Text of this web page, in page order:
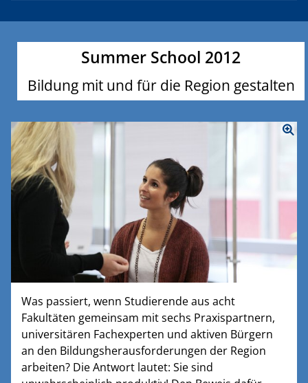
Summer School 2012
Bildung mit und für die Region gestalten
Was passiert, wenn Studierende aus acht
Fakultäten gemeinsam mit sechs Praxispartnern,
universitären Fachexperten und aktiven Bürgern
an den Bildungsherausforderungen der Region
arbeiten? Die Antwort lautet: Sie sind